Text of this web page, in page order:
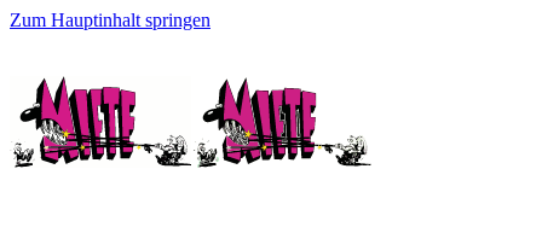
Zum Hauptinhalt springen